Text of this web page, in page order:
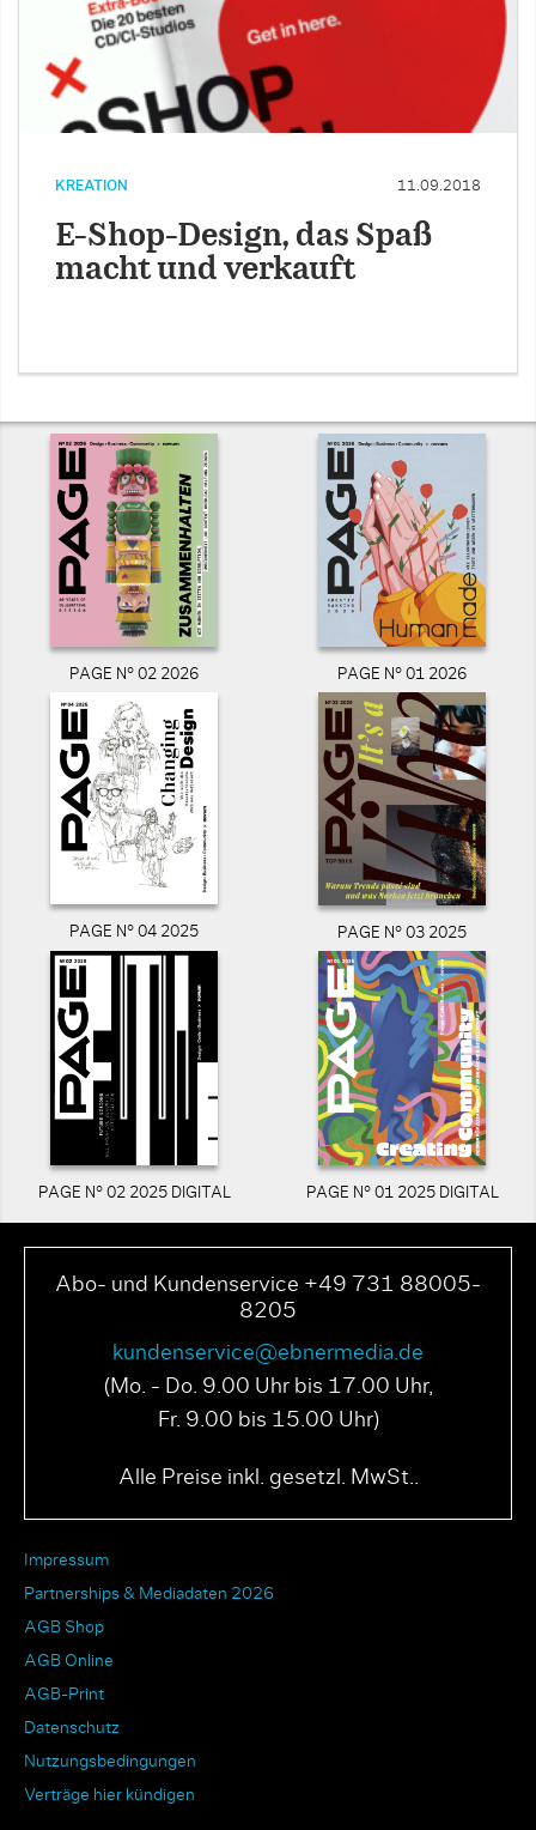
KREATION 11.09.2018
E-Shop-Design, das Spaß
macht und verkauft
PAGE N° 02 2026 PAGE N° 01 2026
PAGE N° 04 2025 PAGE N° 03 2025
PAGE N° 02 2025 DIGITAL PAGE N° 01 2025 DIGITAL
Abo- und Kundenservice +49 731 88005-
8205
kundenservice@ebnermedia.de
(Mo. - Do. 9.00 Uhr bis 17.00 Uhr,
Fr. 9.00 bis 15.00 Uhr)
Alle Preise inkl. gesetzl. MwSt..
Impressum
Partnerships & Mediadaten 2026
AGB Shop
AGB Online
AGB-Print
Datenschutz
Nutzungsbedingungen
Verträge hier kündigen